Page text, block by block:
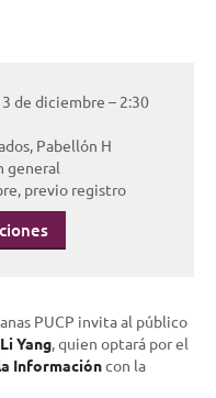
de diciembre – 2:30
Pabellón H
general
previo registro
PUCP invita al público
Yang, quien optará por el
Informacióncon la